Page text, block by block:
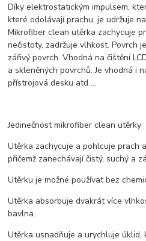
Díky elektrostatickým impulsem,
které odolávají prachu, je udržuje
Mikrofiber clean utěrka zachycuje
nečistoty, zadržuje vlhkost. Povrch
zářivý povrch. Vhodná na čištění
a skleněných povrchů. Je vhodná i
přístrojová desku atd ...
Jedinečnost mikrofiber clean utěrky
Utěrka zachycuje a pohlcuje prach
přičemž zanechávají čistý, suchý a
Utěrku je možné používat bez
Utěrka absorbuje dvakrát více
bavlna.
Utěrka usnadňuje a urychluje úklid,